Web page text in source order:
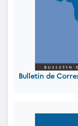
Bulletin de